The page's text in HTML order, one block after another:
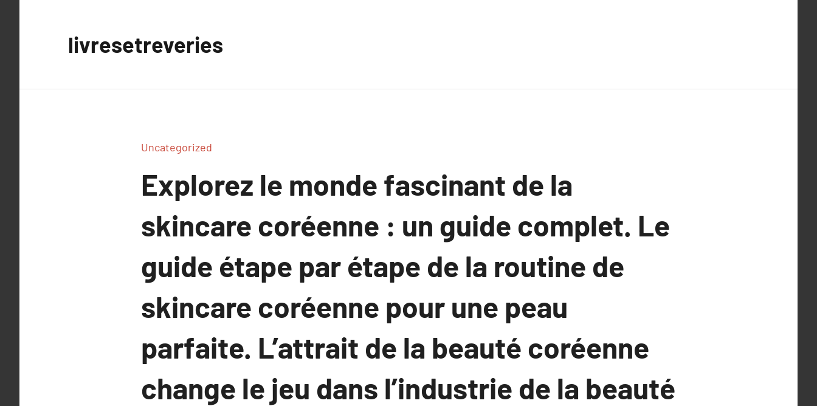
livresetreveries
Uncategorized
Explorez le monde fascinant de la
skincare coréenne : un guide complet. Le
guide étape par étape de la routine de
skincare coréenne pour une peau
parfaite. L’attrait de la beauté coréenne
change le jeu dans l’industrie de la beauté